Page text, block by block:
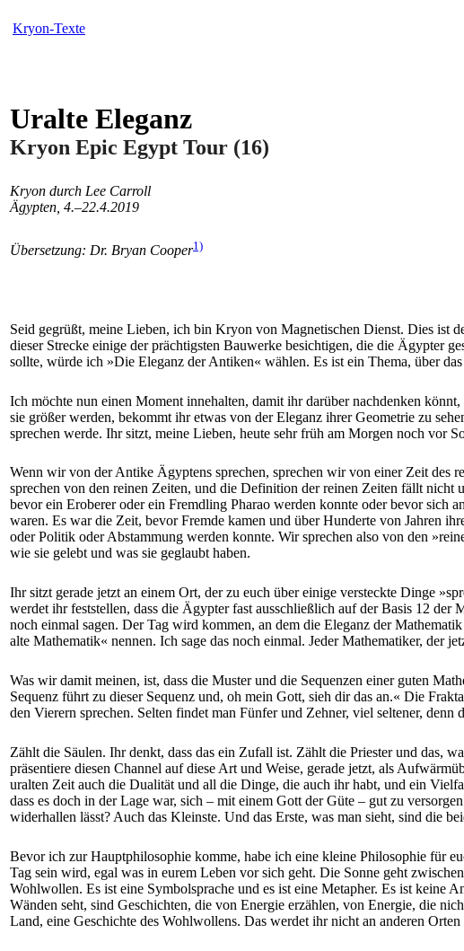
Kryon-Texte
Uralte Eleganz
Kryon Epic Egypt Tour (16)
Kryon durch Lee Carroll
Ägypten, 4.–22.4.2019
Übersetzung: Dr. Bryan Cooper1)
Seid gegrüßt, meine Lieben, ich bin Kryon von Magnetischen Dienst. Dies ist
dieser Strecke einige der prächtigsten Bauwerke besichtigen, die die Ägypter
sollte, würde ich »Die Eleganz der Antiken« wählen. Es ist ein Thema, über
Ich möchte nun einen Moment innehalten, damit ihr darüber nachdenken
sie größer werden, bekommt ihr etwas von der Eleganz ihrer Geometrie zu
sprechen werde. Ihr sitzt, meine Lieben, heute sehr früh am Morgen noch vor
Wenn wir von der Antike Ägyptens sprechen, sprechen wir von einer Zeit des
sprechen von den reinen Zeiten, und die Definition der reinen Zeiten fällt nicht
bevor ein Eroberer oder ein Fremdling Pharao werden konnte oder bevor sich
waren. Es war die Zeit, bevor Fremde kamen und über Hunderte von Jahren
oder Politik oder Abstammung werden konnte. Wir sprechen also von den
wie sie gelebt und was sie geglaubt haben.
Ihr sitzt gerade jetzt an einem Ort, der zu euch über einige versteckte Dinge
werdet ihr feststellen, dass die Ägypter fast ausschließlich auf der Basis 12
noch einmal sagen. Der Tag wird kommen, an dem die Eleganz der
alte Mathematik« nennen. Ich sage das noch einmal. Jeder Mathematiker, der
Was wir damit meinen, ist, dass die Muster und die Sequenzen einer guten
Sequenz führt zu dieser Sequenz und, oh mein Gott, sieh dir das an.« Die
den Vierern sprechen. Selten findet man Fünfer und Zehner, viel seltener,
Zählt die Säulen. Ihr denkt, dass das ein Zufall ist. Zählt die Priester und das,
präsentiere diesen Channel auf diese Art und Weise, gerade jetzt, als
uralten Zeit auch die Dualität und all die Dinge, die auch ihr habt, und ein
dass es doch in der Lage war, sich – mit einem Gott der Güte – gut zu
widerhallen lässt? Auch das Kleinste. Und das Erste, was man sieht, sind die
Bevor ich zur Hauptphilosophie komme, habe ich eine kleine Philosophie für
Tag sein wird, egal was in eurem Leben vor sich geht. Die Sonne geht
Wohlwollen. Es ist eine Symbolsprache und es ist eine Metapher. Es ist keine
Wänden seht, sind Geschichten, die von Energie erzählen, von Energie, die
Land, eine Geschichte des Wohlwollens. Das werdet ihr nicht an anderen